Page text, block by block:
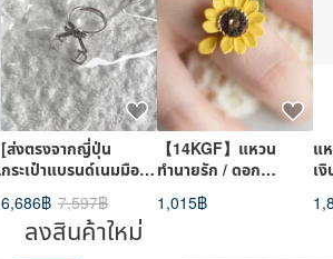
[ส่งตรงจากญี่ปุ่น
กระเป๋าแบรนด์เนมมือ
สอง] Christian Dior
คริสเตียน ดิออร์ แหวน
เงิน CD โบว์ พลอย
6,686฿ 7,597฿
【14KGF】แหวน
ทำนายรัก / ดอก
ทานตะวัน / ปรับขนาดได้
1,015฿
แ
เ
ลงสินค้าใหม่